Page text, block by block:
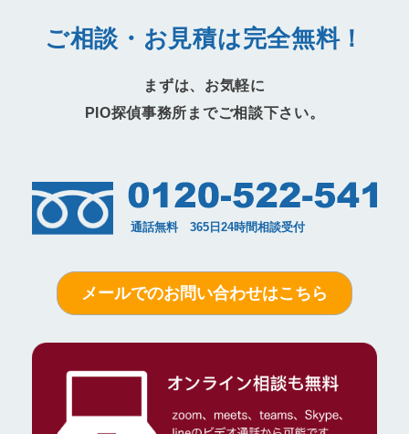
ご相談・お見積は完全無料！
まずは、お気軽に
PIO探偵事務所までご相談下さい。
メールでのお問い合わせはこちら